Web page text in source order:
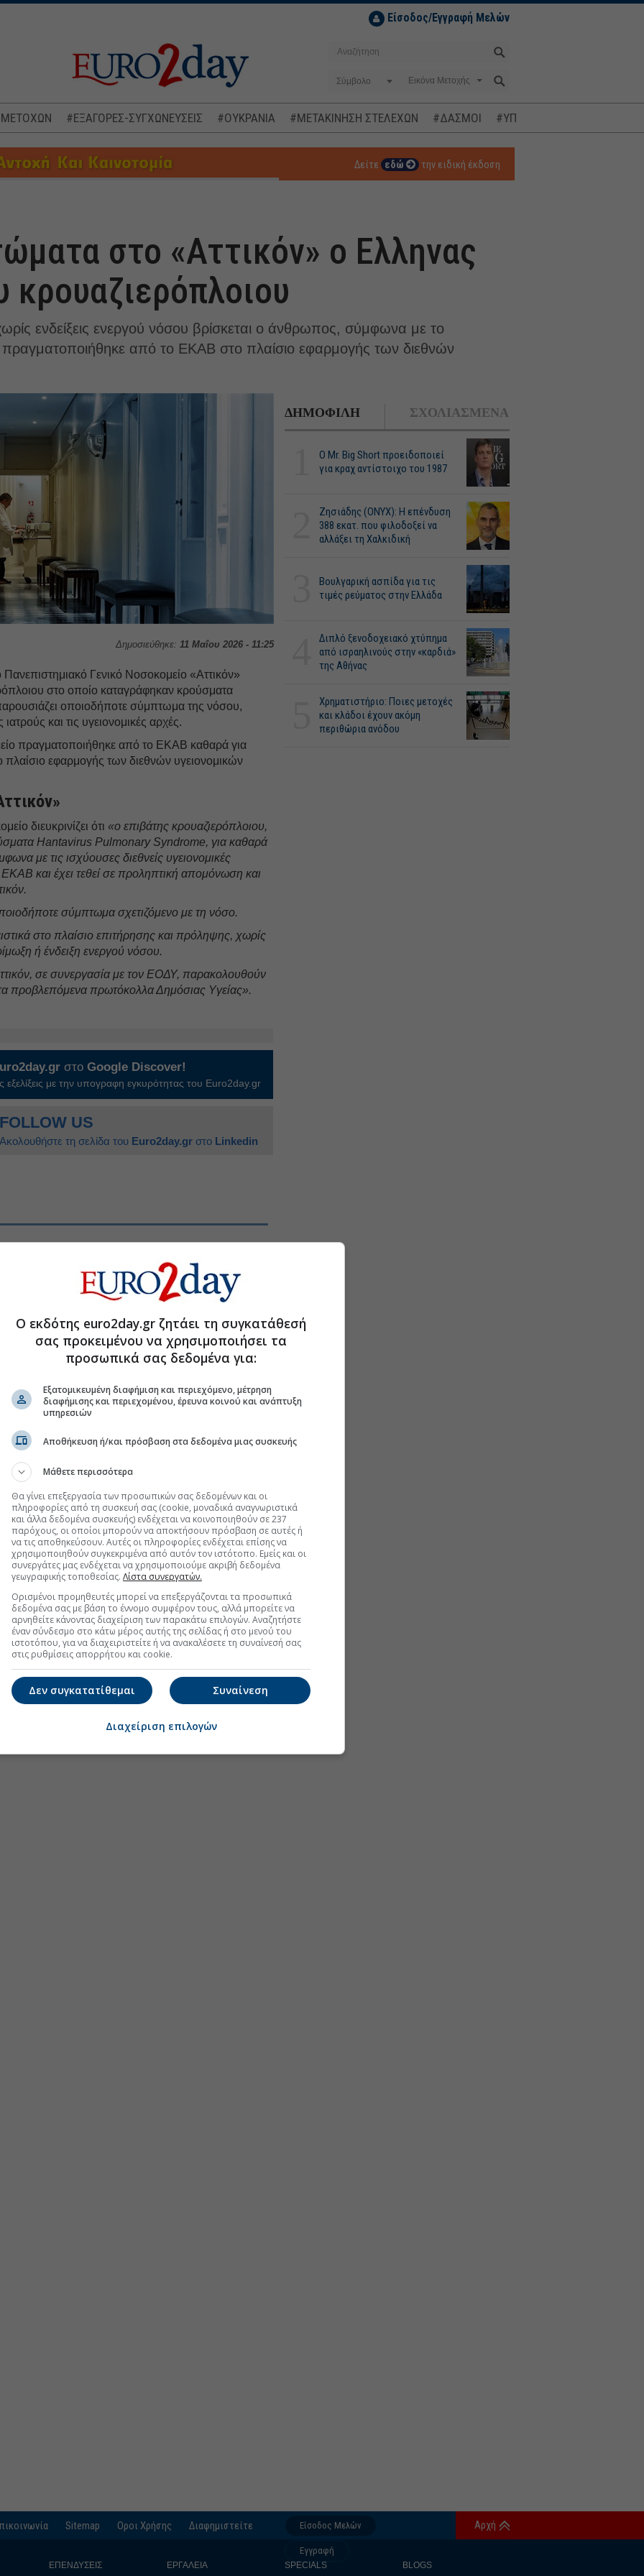
Είσοδος/Εγγραφή Μελών
Σύμβολο
ΜΕΤΟΧΩΝ #ΕΞΑΓΟΡΕΣ-ΣΥΓΧΩΝΕΥΣΕΙΣ #ΟΥΚΡΑΝΙΑ #ΜΕΤΑΚΙΝΗΣΗ ΣΤΕΛΕΧΩΝ #ΔΑΣΜΟΙ #ΥΠΟΚΛΟΠΕΣ
Δείτε εδώ την ειδική έκδοση
στο «Αττικόν» ο Ελληνας
κρουαζιερόπλοιου
ενδείξεις ενεργού νόσου βρίσκεται ο άνθρωπος, σύμφωνα με το
από το ΕΚΑΒ στο πλαίσιο εφαρμογής των διεθνών
Δημοσιεύθηκε: 11 Μαΐου 2026 - 11:25
Γενικό Νοσοκομείο «Αττικόν»
στο οποίο καταγράφηκαν κρούσματα
οποιοδήποτε σύμπτωμα της νόσου,
και τις υγειονομικές αρχές.
πραγματοποιήθηκε από το ΕΚΑΒ καθαρά για
πλαίσιο εφαρμογής των διεθνών υγειονομικών
διευκρινίζει ότι«ο επιβάτης κρουαζιερόπλοιου,
Hantavirus Pulmonary Syndrome, για καθαρά
με τις ισχύουσες διεθνείς υγειονομικές
και έχει τεθεί σε προληπτική απομόνωση και
σύμπτωμα σχετιζόμενο με τη νόσο.
στο πλαίσιο επιτήρησης και πρόληψης, χωρίς
ή ένδειξη ενεργού νόσου.
σε συνεργασία με τον ΕΟΔΥ, παρακολουθούν
προβλεπόμενα πρωτόκολλα Δημόσιας Υγείας».
στοGoogle Discover!
εξελίξεις με την υπογραφη εγκυρότητας του Euro2day.gr
FOLLOW US
Ακολουθήστε τη σελίδα του Euro2day.gr στο Linkedin
κρούσματα στην Ελλάδα
ΔΕΗ, έρχεται και νέο deal
ντίζελ... αποσυνδέθηκαν από το Brent
για την τιμή του καφέ
στο Discover
ΔΗΜΟΦΙΛΗ ΣΧΟΛΙΑΣΜΕΝΑ
O Mr. Big Short προειδοποιεί
για κραχ αντίστοιχο του 1987
Ζησιάδης (ONYX): Η επένδυση
388 εκατ. που φιλοδοξεί να
αλλάξει τη Χαλκιδική
Βουλγαρική ασπίδα για τις
τιμές ρεύματος στην Ελλάδα
Διπλό ξενοδοχειακό χτύπημα
από ισραηλινούς στην «καρδιά»
της Αθήνας
Χρηματιστήριο: Ποιες μετοχές
και κλάδοι έχουν ακόμη
περιθώρια ανόδου
Sitemap Οροι Χρήσης Διαφημιστείτε Είσοδος Μελών
Εγγραφή
Αρχή
ΕΠΕΝΔΥΣΕΙΣ
ΕΡΓΑΛΕΙΑ
SPECIALS
BLOGS
Ο εκδότης euro2day.gr ζητάει τη συγκατάθεσή
σας προκειμένου να χρησιμοποιήσει τα
προσωπικά σας δεδομένα για:
Εξατομικευμένη διαφήμιση και περιεχόμενο, μέτρηση
διαφήμισης και περιεχομένου, έρευνα κοινού και ανάπτυξη
υπηρεσιών
Αποθήκευση ή/και πρόσβαση στα δεδομένα μιας συσκευής
Μάθετε περισσότερα
Θα γίνει επεξεργασία των προσωπικών σας δεδομένων και οι
πληροφορίες από τη συσκευή σας (cookie, μοναδικά αναγνωριστικά
και άλλα δεδομένα συσκευής) ενδέχεται να κοινοποιηθούν σε 237
παρόχους, οι οποίοι μπορούν να αποκτήσουν πρόσβαση σε αυτές ή
να τις αποθηκεύσουν. Αυτές οι πληροφορίες ενδέχεται επίσης να
χρησιμοποιηθούν συγκεκριμένα από αυτόν τον ιστότοπο. Εμείς και οι
συνεργάτες μας ενδέχεται να χρησιμοποιούμε ακριβή δεδομένα
γεωγραφικής τοποθεσίας. Λίστα συνεργατών.
Ορισμένοι προμηθευτές μπορεί να επεξεργάζονται τα προσωπικά
δεδομένα σας με βάση το έννομο συμφέρον τους, αλλά μπορείτε να
αρνηθείτε κάνοντας διαχείριση των παρακάτω επιλογών. Αναζητήστε
έναν σύνδεσμο στο κάτω μέρος αυτής της σελίδας ή στο μενού του
ιστοτόπου, για να διαχειριστείτε ή να ανακαλέσετε τη συναίνεσή σας
στις ρυθμίσεις απορρήτου και cookie.
Συναίνεση
Δεν συγκατατίθεμαι
Διαχείριση επιλογών